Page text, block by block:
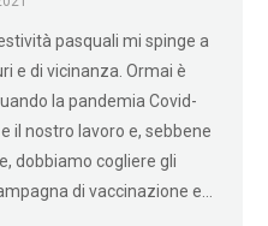
pasquali mi spinge a
e di vicinanza. Ormai è
la pandemia Covid-
il nostro lavoro e, sebbene
dobbiamo cogliere gli
di vaccinazione e…